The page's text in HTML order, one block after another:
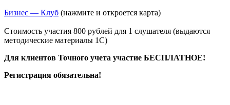
Бизнес — Клуб (нажмите и откроется карта)
Стоимость участия 800 рублей для 1 слушателя (выдаются
методические материалы 1С)
Для клиентов Точного учета участие БЕСПЛАТНОЕ!
Регистрация обязательна!